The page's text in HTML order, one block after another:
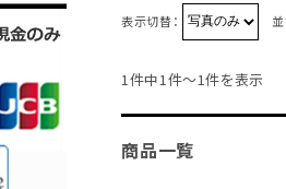
表示切替： 並
1件中1件～1件を表示
商品一覧